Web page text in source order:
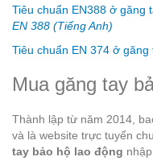
Tiêu chuẩn EN388 ở găng
EN 388 (Tiếng Anh)
Tiêu chuẩn EN 374 ở
Mua găng tay
Thành lập từ năm 2014,
và là website trực tuyến
tay bảo hộ lao động